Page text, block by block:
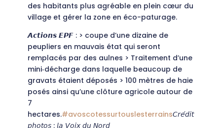
des habitants plus agréable en plein cœur du
village et gérer la zone en éco-paturage.
𝘼𝙘𝙩𝙞𝙤𝙣𝙨 𝙀𝙋𝙁 : > coupe d’une dizaine de
peupliers en mauvais état qui seront
remplacés par des aulnes > Traitement d’une
mini‐décharge dans laquelle beaucoup de
gravats étaient déposés > 100 mètres de haie
posés ainsi qu’une clôture agricole autour de
7
hectares.#avoscotessurtouslesterrains𝘊𝘳𝘦́𝘥𝘪𝘵
𝘱𝘩𝘰𝘵𝘰𝘴 : 𝘭𝘢 𝘝𝘰𝘪𝘹 𝘥𝘶 𝘕𝘰𝘳𝘥